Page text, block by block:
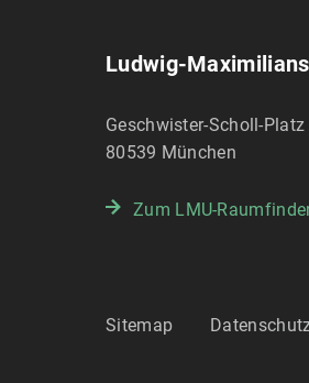
Ludwig-
Geschwister-Scholl-Platz
80539 München
Zum LMU-
Sitemap